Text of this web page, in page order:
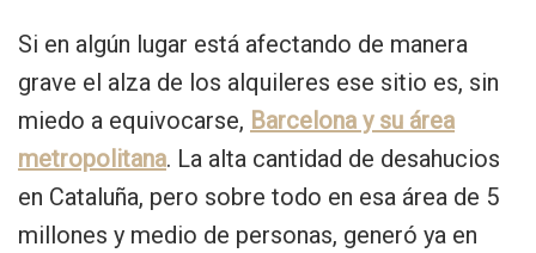
Si en algún lugar está afectando de manera
grave el alza de los alquileres ese sitio es, sin
miedo a equivocarse, Barcelona y su área
metropolitana. La alta cantidad de desahucios
en Cataluña, pero sobre todo en esa área de 5
millones y medio de personas, generó ya en